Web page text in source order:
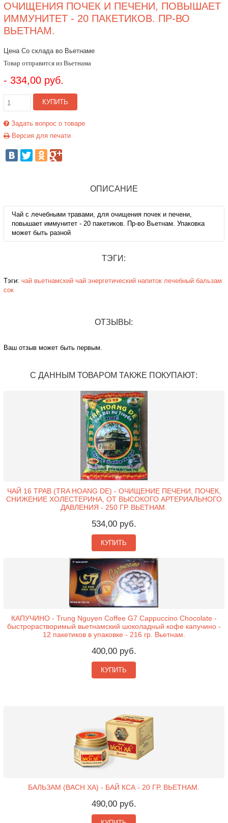
ОЧИЩЕНИЯ ПОЧЕК И ПЕЧЕНИ, ПОВЫШАЕТ
ИММУНИТЕТ - 20 ПАКЕТИКОВ. ПР-ВО
ВЬЕТНАМ.
Цена Со склада во Вьетнаме
Товар отправится из Вьетнама
- 334,00 руб.
КУПИТЬ
Задать вопрос о товаре
Версия для печати
ОПИСАНИЕ
Чай с лечебными травами, для очищения почек и печени,
повышает иммунитет - 20 пакетиков. Пр-во Вьетнам. Упаковка
может быть разной
ТЭГИ:
Тэги: чай вьетнамский чай энергетический напиток лечебный бальзам
сок
ОТЗЫВЫ:
Ваш отзыв может быть первым.
С ДАННЫМ ТОВАРОМ ТАКЖЕ ПОКУПАЮТ:
ЧАЙ 16 ТРАВ (TRA HOANG DE) - ОЧИЩЕНИЕ ПЕЧЕНИ, ПОЧЕК,
СНИЖЕНИЕ ХОЛЕСТЕРИНА, ОТ ВЫСОКОГО АРТЕРИАЛЬНОГО
ДАВЛЕНИЯ - 250 ГР. ВЬЕТНАМ.
534,00 руб.
КУПИТЬ
КАПУЧИНО - Trung Nguyen Coffee G7 Cappuccino Chocolate -
быстрорастворимый вьетнамский шоколадный кофе капучино -
12 пакетиков в упаковке - 216 гр. Вьетнам.
400,00 руб.
КУПИТЬ
БАЛЬЗАМ (BACH XA) - БАЙ КСА - 20 ГР. ВЬЕТНАМ.
490,00 руб.